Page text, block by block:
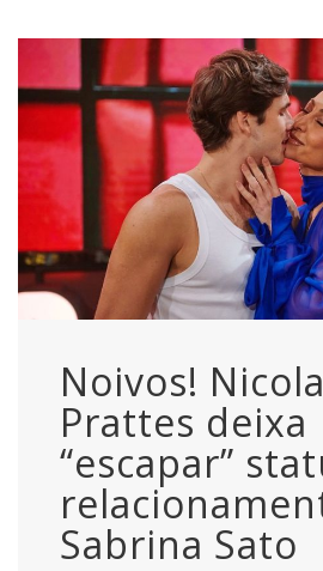
Noivos!
Prattes deixa
“escapar”
Sabrina Sato